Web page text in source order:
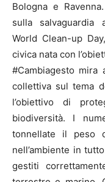
Bologna e
sulla salvaguardia
World Clean-up
civica nata con
#Cambiagesto mira
collettiva sul tema
l’obiettivo di
biodiversità. I
tonnellate il peso
nell’ambiente in
gestiti